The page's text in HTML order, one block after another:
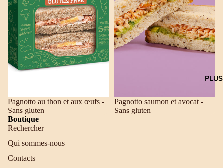
PLUS
Pagnotto au thon et aux œufs -
Sans gluten
Pagnotto saumon et avocat -
Sans gluten
Boutique
Rechercher
Qui sommes-nous
Contacts